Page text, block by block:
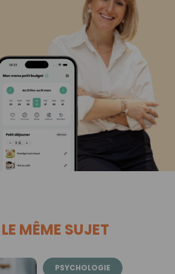
MÊME SUJET
PSYCHOLOGIE